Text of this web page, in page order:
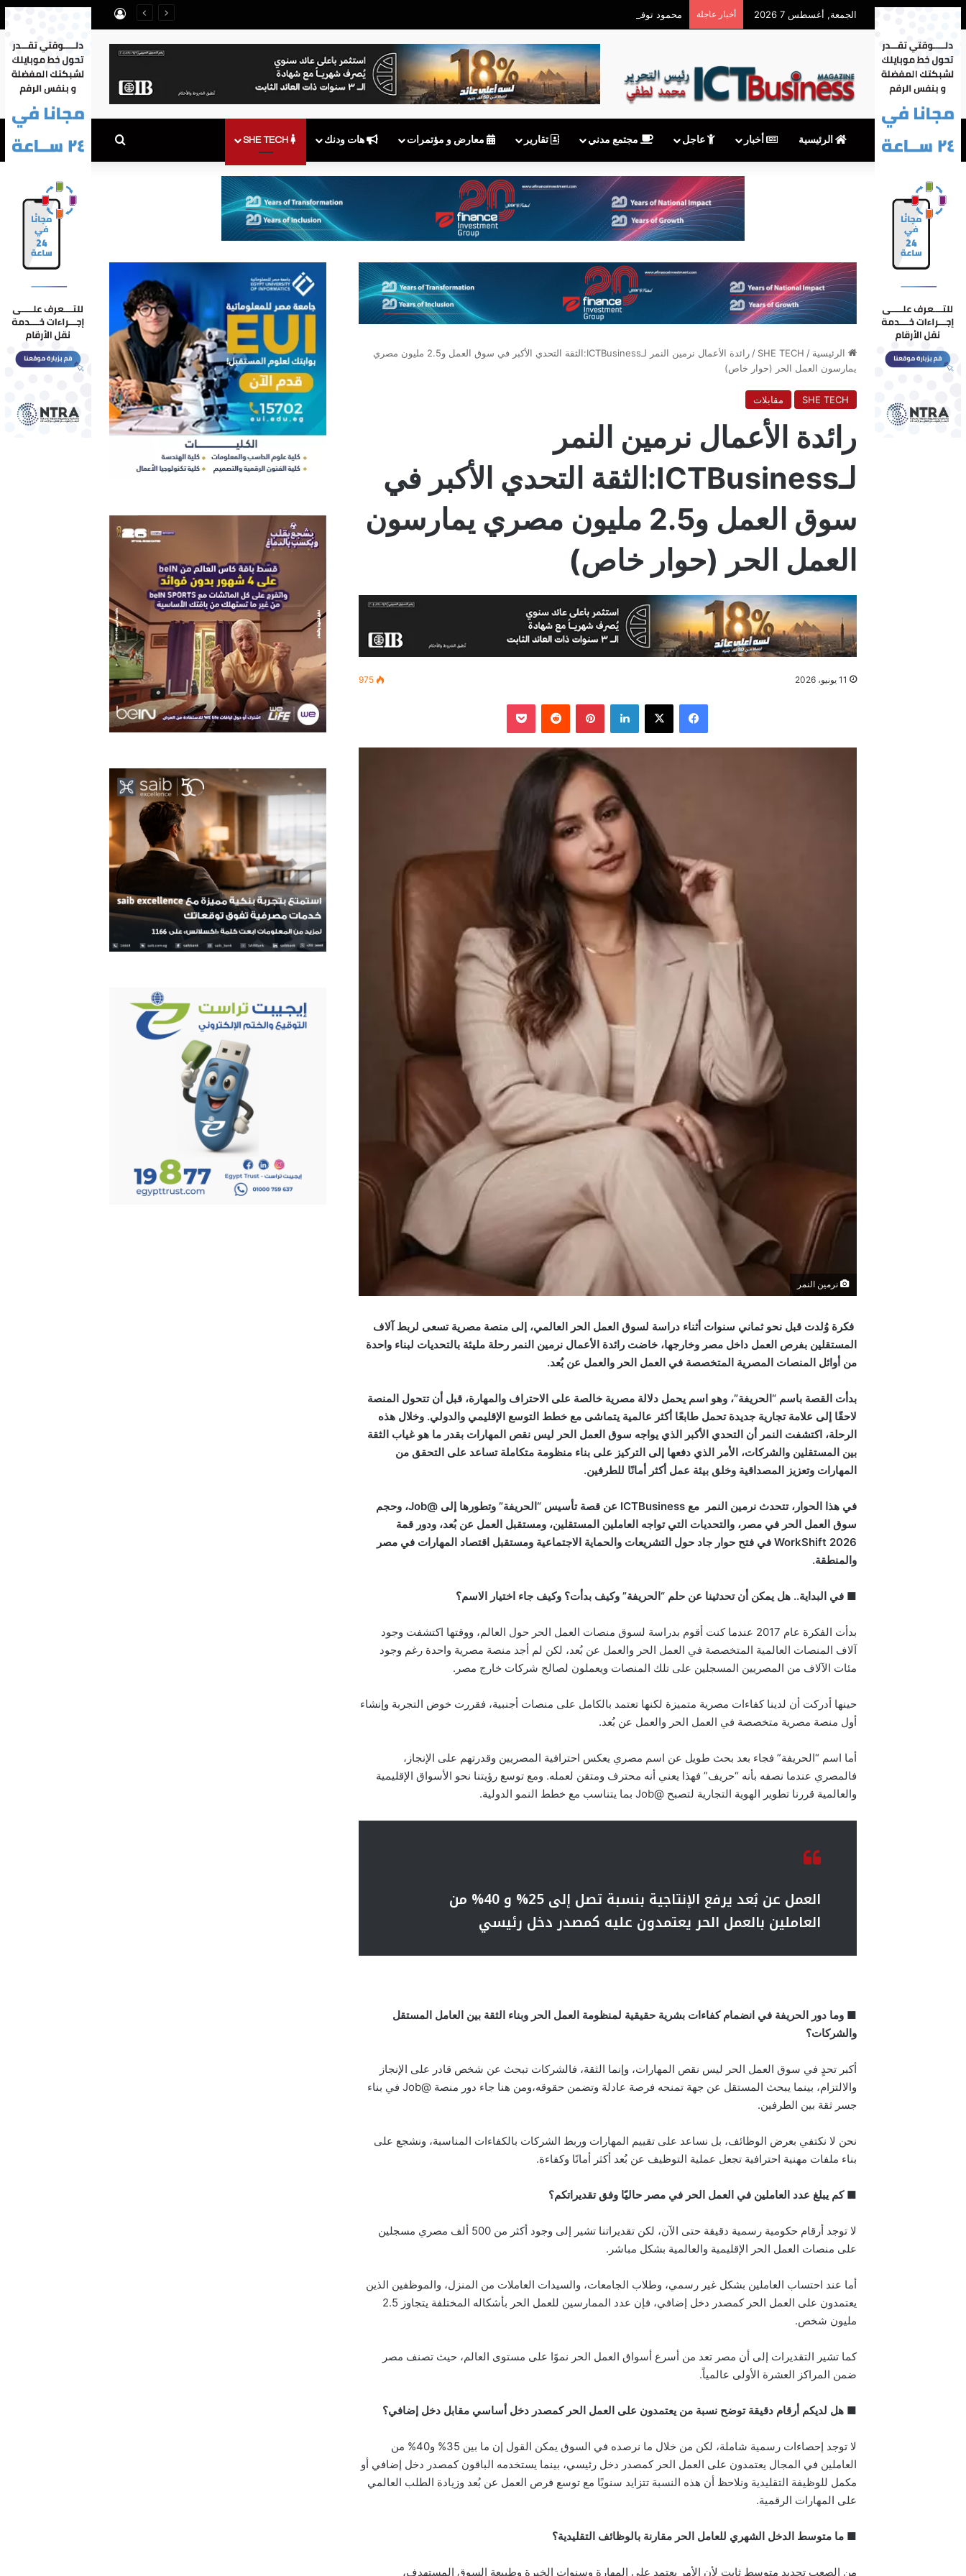
الجمعة, أغسطس 7 2026 أخبار عاجلة محمود توفيق يكتب: بعد توقف MyNTRA.. هل يكفي شعار «نقوم بالتحديث»؟ تسجيل الدخول
الرئيسية أخبار عاجل مجتمع مدني تقارير معارض و مؤتمرات هات ودنك بحث عن
الرئيسية /
SHE TECH
/
رائدة الأعمال نرمين النمر لـICTBusiness:الثقة التحدي الأكبر في سوق العمل و2.5 مليون مصري
يمارسون العمل الحر (حوار خاص)
SHE TECH مقابلات
رائدة الأعمال نرمين النمر
لـICTBusiness:الثقة التحدي الأكبر في
سوق العمل و2.5 مليون مصري يمارسون
العمل الحر (حوار خاص)
11 يونيو، 2026 975
فيسبوك ‫X لينكدإن بينتيريست
‏Reddit
‫Pocket
نرمين النمر
فكرة وُلدت قبل نحو ثماني سنوات أثناء دراسة لسوق العمل الحر العالمي، إلى منصة مصرية تسعى لربط آلاف
المستقلين بفرص العمل داخل مصر وخارجها، خاضت رائدة الأعمال نرمين النمر رحلة مليئة بالتحديات لبناء واحدة
من أوائل المنصات المصرية المتخصصة في العمل الحر والعمل عن بُعد.
بدأت القصة باسم “الحريفة”، وهو اسم يحمل دلالة مصرية خالصة على الاحتراف والمهارة، قبل أن تتحول المنصة
لاحقًا إلى علامة تجارية جديدة تحمل طابعًا أكثر عالمية يتماشى مع خطط التوسع الإقليمي والدولي. وخلال هذه
الرحلة، اكتشفت النمر أن التحدي الأكبر الذي يواجه سوق العمل الحر ليس نقص المهارات بقدر ما هو غياب الثقة
بين المستقلين والشركات، الأمر الذي دفعها إلى التركيز على بناء منظومة متكاملة تساعد على التحقق من
المهارات وتعزيز المصداقية وخلق بيئة عمل أكثر أمانًا للطرفين.
في هذا الحوار، تتحدث نرمين النمر مع ICTBusiness عن قصة تأسيس “الحريفة” وتطورها إلى @Job، وحجم
سوق العمل الحر في مصر، والتحديات التي تواجه العاملين المستقلين، ومستقبل العمل عن بُعد، ودور قمة
WorkShift 2026 في فتح حوار جاد حول التشريعات والحماية الاجتماعية ومستقبل اقتصاد المهارات في مصر
والمنطقة.
■ في البداية.. هل يمكن أن تحدثينا عن حلم “الحريفة” وكيف بدأت؟ وكيف جاء اختيار الاسم؟
بدأت الفكرة عام 2017 عندما كنت أقوم بدراسة لسوق منصات العمل الحر حول العالم، ووقتها اكتشفت وجود
آلاف المنصات العالمية المتخصصة في العمل الحر والعمل عن بُعد، لكن لم أجد منصة مصرية واحدة رغم وجود
مئات الآلاف من المصريين المسجلين على تلك المنصات ويعملون لصالح شركات خارج مصر.
حينها أدركت أن لدينا كفاءات مصرية متميزة لكنها تعتمد بالكامل على منصات أجنبية، فقررت خوض التجربة وإنشاء
أول منصة مصرية متخصصة في العمل الحر والعمل عن بُعد.
أما اسم “الحريفة” فجاء بعد بحث طويل عن اسم مصري يعكس احترافية المصريين وقدرتهم على الإنجاز،
فالمصري عندما نصفه بأنه “حريف” فهذا يعني أنه محترف ومتقن لعمله. ومع توسع رؤيتنا نحو الأسواق الإقليمية
والعالمية قررنا تطوير الهوية التجارية لتصبح @Job بما يتناسب مع خطط النمو الدولية.
العمل عن بُعد يرفع الإنتاجية بنسبة تصل إلى 25% و 40% من
العاملين بالعمل الحر يعتمدون عليه كمصدر دخل رئيسي
■ وما دور الحريفة في انضمام كفاءات بشرية حقيقية لمنظومة العمل الحر وبناء الثقة بين العامل المستقل
والشركات؟
أكبر تحدٍ في سوق العمل الحر ليس نقص المهارات، وإنما الثقة، فالشركات تبحث عن شخص قادر على الإنجاز
والالتزام، بينما يبحث المستقل عن جهة تمنحه فرصة عادلة وتضمن حقوقه،ومن هنا جاء دور منصة @Job في بناء
جسر ثقة بين الطرفين.
نحن لا نكتفي بعرض الوظائف، بل نساعد على تقييم المهارات وربط الشركات بالكفاءات المناسبة، ونشجع على
بناء ملفات مهنية احترافية تجعل عملية التوظيف عن بُعد أكثر أمانًا وكفاءة.
■ كم يبلغ عدد العاملين في العمل الحر في مصر حاليًا وفق تقديراتكم؟
لا توجد أرقام حكومية رسمية دقيقة حتى الآن، لكن تقديراتنا تشير إلى وجود أكثر من 500 ألف مصري مسجلين
على منصات العمل الحر الإقليمية والعالمية بشكل مباشر.
أما عند احتساب العاملين بشكل غير رسمي، وطلاب الجامعات، والسيدات العاملات من المنزل، والموظفين الذين
يعتمدون على العمل الحر كمصدر دخل إضافي، فإن عدد الممارسين للعمل الحر بأشكاله المختلفة يتجاوز 2.5
مليون شخص.
كما تشير التقديرات إلى أن مصر تعد من أسرع أسواق العمل الحر نموًا على مستوى العالم، حيث تصنف مصر
ضمن المراكز العشرة الأولى عالمياً.
■ هل لديكم أرقام دقيقة توضح نسبة من يعتمدون على العمل الحر كمصدر دخل أساسي مقابل دخل إضافي؟
لا توجد إحصاءات رسمية شاملة، لكن من خلال ما نرصده في السوق يمكن القول إن ما بين 35% و40% من
العاملين في المجال يعتمدون على العمل الحر كمصدر دخل رئيسي، بينما يستخدمه الباقون كمصدر دخل إضافي أو
مكمل للوظيفة التقليدية ونلاحظ أن هذه النسبة تتزايد سنويًا مع توسع فرص العمل عن بُعد وزيادة الطلب العالمي
على المهارات الرقمية.
■ ما متوسط الدخل الشهري للعامل الحر مقارنة بالوظائف التقليدية؟
من الصعب تحديد متوسط ثابت لأن الأمر يعتمد على المهارة وسنوات الخبرة وطبيعة السوق المستهدف،